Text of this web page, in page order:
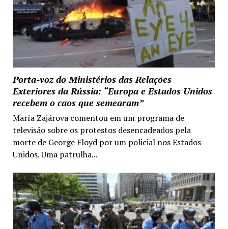
Porta-voz do Ministérios das Relações
Exteriores da Rússia: “Europa e Estados Unidos
recebem o caos que semearam”
María Zajárova comentou em um programa de
televisão sobre os protestos desencadeados pela
morte de George Floyd por um policial nos Estados
Unidos. Uma patrulha...